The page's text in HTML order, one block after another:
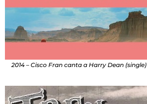
2014 – Cisco Fran canta a Harry Dean (single)